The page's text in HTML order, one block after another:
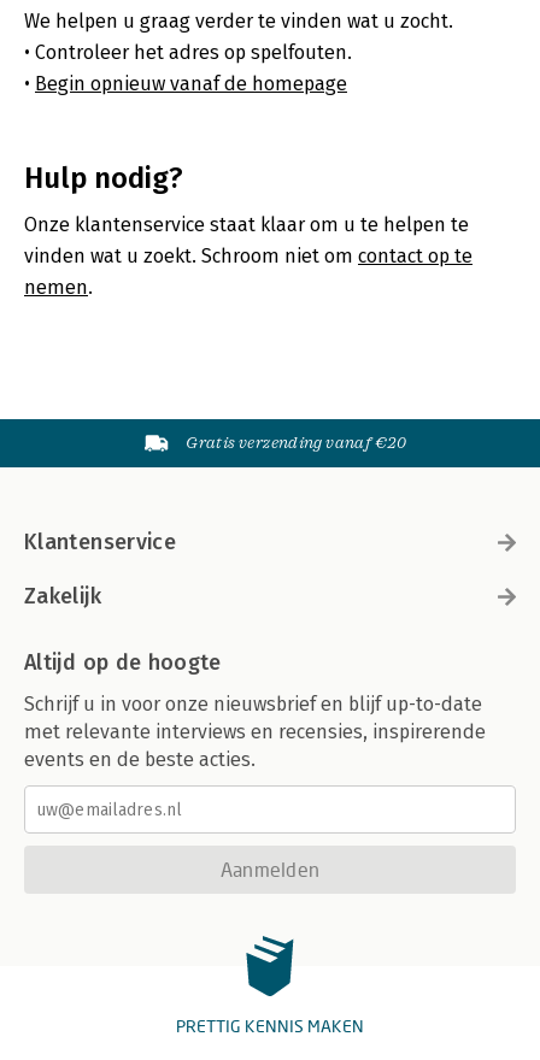
We helpen u graag verder te vinden wat u zocht.
Controleer het adres op spelfouten.
Begin opnieuw vanaf de homepage
Hulp nodig?
Onze klantenservice staat klaar om u te helpen te
vinden wat u zoekt. Schroom niet om contact op te
nemen.
Gratis verzending vanaf €20
Klantenservice
Zakelijk
Altijd op de hoogte
Schrijf u in voor onze nieuwsbrief en blijf up-to-date
met relevante interviews en recensies, inspirerende
events en de beste acties.
Aanmelden
PRETTIG KENNIS MAKEN